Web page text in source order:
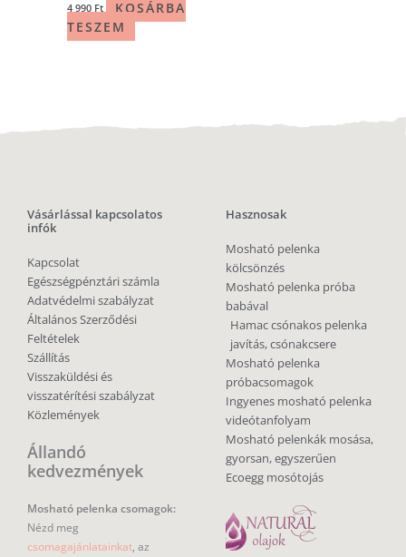
4 990 Ft
KOSÁRBA
TESZEM
Vásárlással kapcsolatos
infók
Kapcsolat
Egészségpénztári számla
Adatvédelmi szabályzat
Általános Szerződési
Feltételek
Szállítás
Visszaküldési és
visszatérítési szabályzat
Közlemények
Állandó
kedvezmények
Mosható pelenka csomagok:
Nézd meg
csomagajánlatainkat, az
Hasznosak
Mosható pelenka
kölcsönzés
Mosható pelenka próba
babával
Hamac csónakos pelenka
javítás, csónakcsere
Mosható pelenka
próbacsomagok
Ingyenes mosható pelenka
videótanfolyam
Mosható pelenkák mosása,
gyorsan, egyszerűen
Ecoegg mosótojás